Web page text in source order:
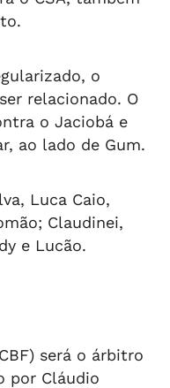
o
relacionado. O
o Jaciobá e
ao lado de Gum.
Luca Caio,
Claudinei,
e Lucão.
será o árbitro
por Cláudio